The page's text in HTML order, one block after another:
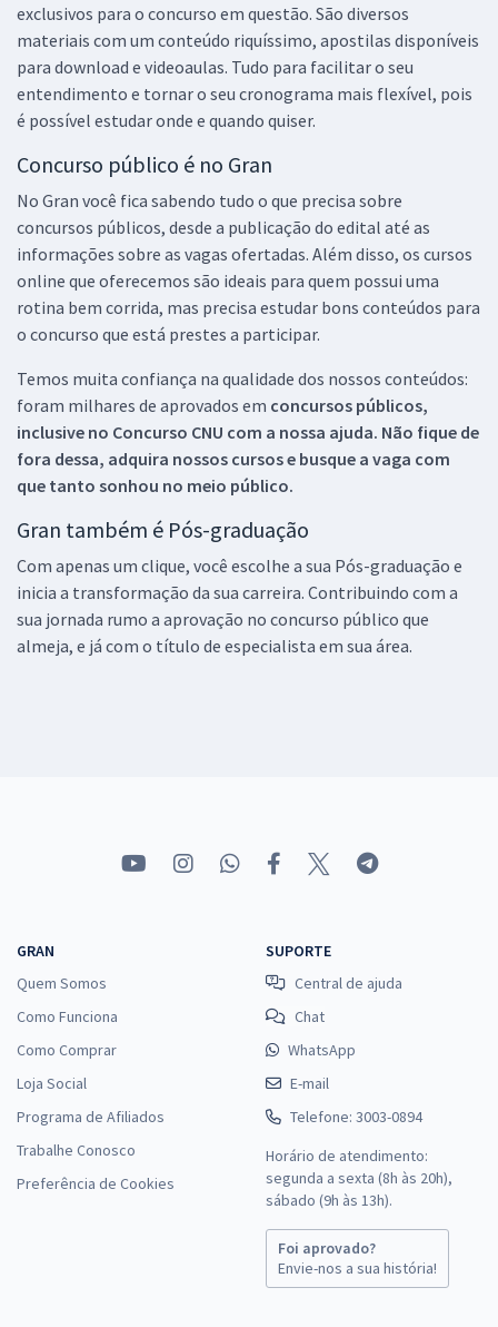
exclusivos para o concurso em questão. São diversos
materiais com um conteúdo riquíssimo, apostilas disponíveis
para download e videoaulas. Tudo para facilitar o seu
entendimento e tornar o seu cronograma mais flexível, pois
é possível estudar onde e quando quiser.
Concurso público é no Gran
No Gran você fica sabendo tudo o que precisa sobre
concursos públicos, desde a publicação do edital até as
informações sobre as vagas ofertadas. Além disso, os cursos
online que oferecemos são ideais para quem possui uma
rotina bem corrida, mas precisa estudar bons conteúdos para
o concurso que está prestes a participar.
Temos muita confiança na qualidade dos nossos conteúdos:
foram milhares de aprovados em concursos públicos,
inclusive no Concurso CNU com a nossa ajuda. Não fique de
fora dessa, adquira nossos cursos e busque a vaga com
que tanto sonhou no meio público.
Gran também é Pós-graduação
Com apenas um clique, você escolhe a sua Pós-graduação e
inicia a transformação da sua carreira. Contribuindo com a
sua jornada rumo a aprovação no concurso público que
almeja, e já com o título de especialista em sua área.
GRAN
Quem Somos
Como Funciona
Como Comprar
Loja Social
Programa de Afiliados
Trabalhe Conosco
Preferência de Cookies
SUPORTE
Central de ajuda
Chat
WhatsApp
E-mail
Telefone: 3003-0894
Horário de atendimento:
segunda a sexta (8h às 20h),
sábado (9h às 13h).
Foi aprovado?
Envie-nos a sua história!